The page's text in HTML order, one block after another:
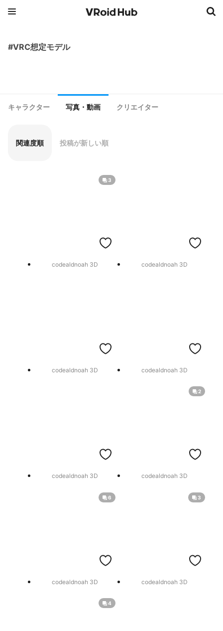
#VRC想定モデル
キャラクター 写真・動画 クリエイター
関連度順 投稿が新しい順
3
codealdnoah 3D codealdnoah 3D
codealdnoah 3D codealdnoah 3D
codealdnoah 3D
2
codealdnoah 3D
6
codealdnoah 3D
3
codealdnoah 3D
4